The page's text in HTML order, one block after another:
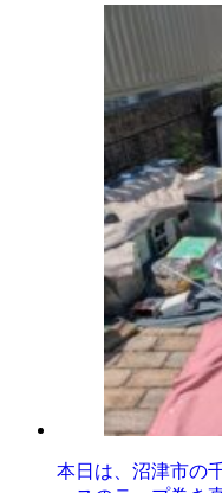
本日は、沼津市の